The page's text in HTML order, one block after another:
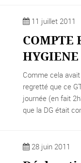
11 juillet 2011
COMPTE
HYGIENE
Comme cela
regretté que ce
journée (en fait
que la DG était
28 juin 2011